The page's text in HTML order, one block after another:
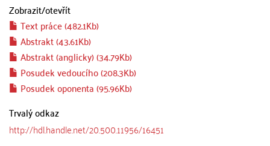
Zobrazit/otevřít
Text práce (482.1Kb)
Abstrakt (43.61Kb)
Abstrakt (anglicky) (34.79Kb)
Posudek vedoucího (208.3Kb)
Posudek oponenta (95.96Kb)
Trvalý odkaz
http://hdl.handle.net/20.500.11956/16451